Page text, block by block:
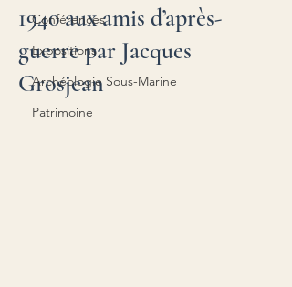
Conférences
Expositions
Archéologie Sous-Marine
Patrimoine
1940 aux amis d’après-
guerre par Jacques
Grosjean